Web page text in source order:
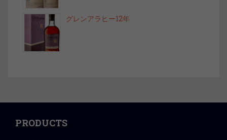
グレンアラヒー12年
PRODUCTS